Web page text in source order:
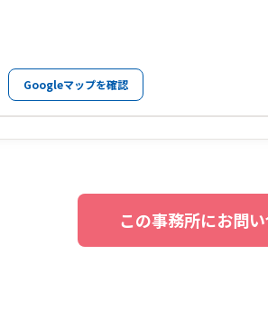
Googleマップを確認
この事務所にお問